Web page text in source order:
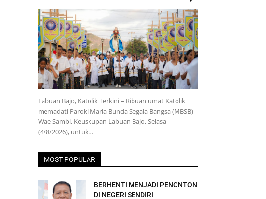
Labuan Bajo, Katolik Terkini – Ribuan umat Katolik
memadati Paroki Maria Bunda Segala Bangsa (MBSB)
Wae Sambi, Keuskupan Labuan Bajo, Selasa
(4/8/2026), untuk…
MOST POPULAR
BERHENTI MENJADI PENONTON
DI NEGERI SENDIRI